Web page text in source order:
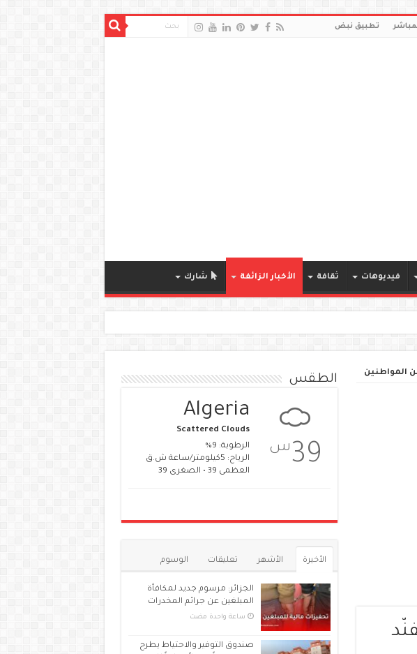
تطبيق نبض
فيديوهات ثقافة الأخبار الزائفة شارك
المواطنين الطقس
39 س
Algeria
Scattered Clouds
الرطوبة: 9%
الرياح: 5كيلومتر/ساعة ش.ق
العظمى 39 • الصغرى 39
الأخيرة الأشهر تعليقات الوسوم
الجزائر: مرسوم جديد لمكافأة
المبلغين عن جرائم المخدرات
‏ساعة واحدة مضت
صندوق التوفير والاحتياط يطرح